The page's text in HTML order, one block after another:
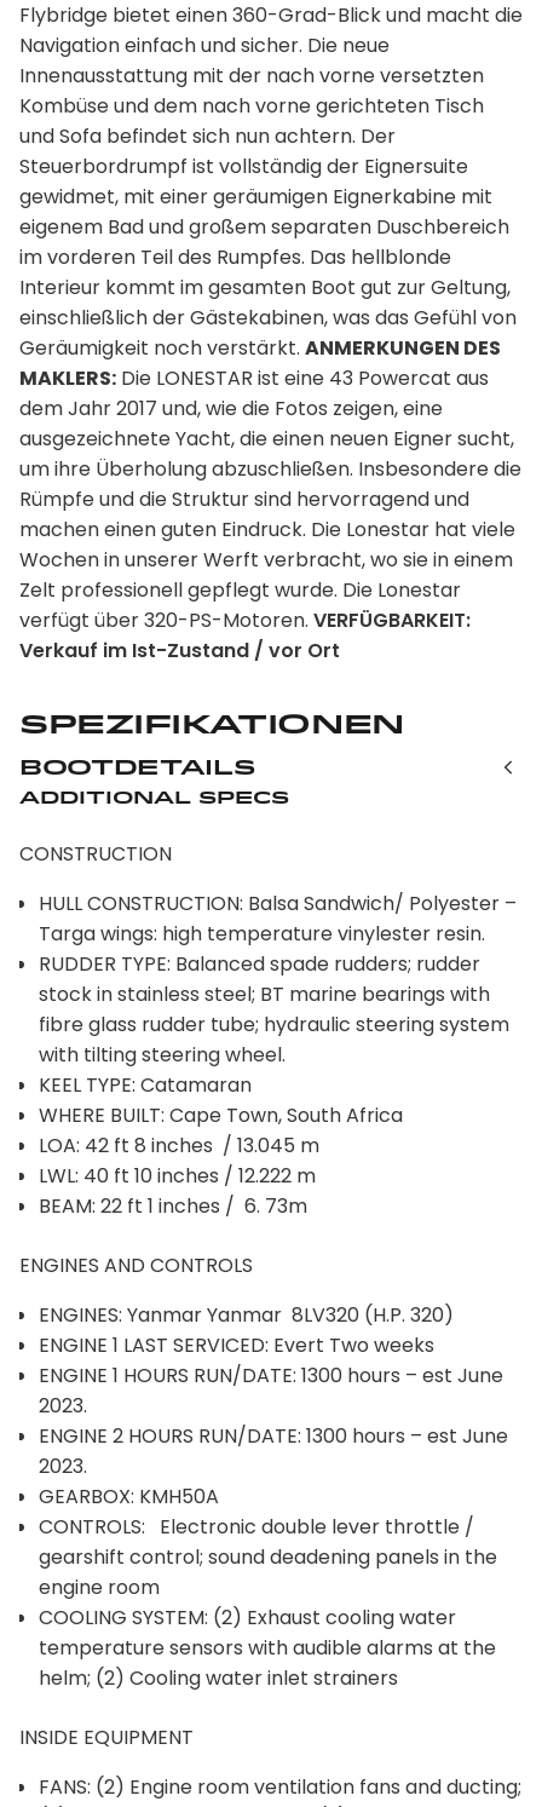
Flybridge bietet einen 360-Grad-Blick und macht die
Navigation einfach und sicher. Die neue
Innenausstattung mit der nach vorne versetzten
Kombüse und dem nach vorne gerichteten Tisch
und Sofa befindet sich nun achtern. Der
Steuerbordrumpf ist vollständig der Eignersuite
gewidmet, mit einer geräumigen Eignerkabine mit
eigenem Bad und großem separaten Duschbereich
im vorderen Teil des Rumpfes. Das hellblonde
Interieur kommt im gesamten Boot gut zur Geltung,
einschließlich der Gästekabinen, was das Gefühl von
Geräumigkeit noch verstärkt. ANMERKUNGEN DES
MAKLERS: Die LONESTAR ist eine 43 Powercat aus
dem Jahr 2017 und, wie die Fotos zeigen, eine
ausgezeichnete Yacht, die einen neuen Eigner sucht,
um ihre Überholung abzuschließen. Insbesondere die
Rümpfe und die Struktur sind hervorragend und
machen einen guten Eindruck. Die Lonestar hat viele
Wochen in unserer Werft verbracht, wo sie in einem
Zelt professionell gepflegt wurde. Die Lonestar
verfügt über 320-PS-Motoren. VERFÜGBARKEIT:
Verkauf im Ist-Zustand / vor Ort
Spezifikationen
Bootdetails
Additional Specs
CONSTRUCTION
HULL CONSTRUCTION: Balsa Sandwich/ Polyester –
Targa wings: high temperature vinylester resin.
RUDDER TYPE: Balanced spade rudders; rudder
stock in stainless steel; BT marine bearings with
fibre glass rudder tube; hydraulic steering system
with tilting steering wheel.
KEEL TYPE: Catamaran
WHERE BUILT: Cape Town, South Africa
LOA: 42 ft 8 inches / 13.045 m
LWL: 40 ft 10 inches / 12.222 m
BEAM: 22 ft 1 inches / 6. 73m
ENGINES AND CONTROLS
ENGINES: Yanmar Yanmar 8LV320 (H.P. 320)
ENGINE 1 LAST SERVICED: Evert Two weeks
ENGINE 1 HOURS RUN/DATE: 1300 hours – est June
2023.
ENGINE 2 HOURS RUN/DATE: 1300 hours – est June
2023.
GEARBOX: KMH50A
CONTROLS: Electronic double lever throttle /
gearshift control; sound deadening panels in the
engine room
COOLING SYSTEM: (2) Exhaust cooling water
temperature sensors with audible alarms at the
helm; (2) Cooling water inlet strainers
INSIDE EQUIPMENT
FANS: (2) Engine room ventilation fans and ducting;